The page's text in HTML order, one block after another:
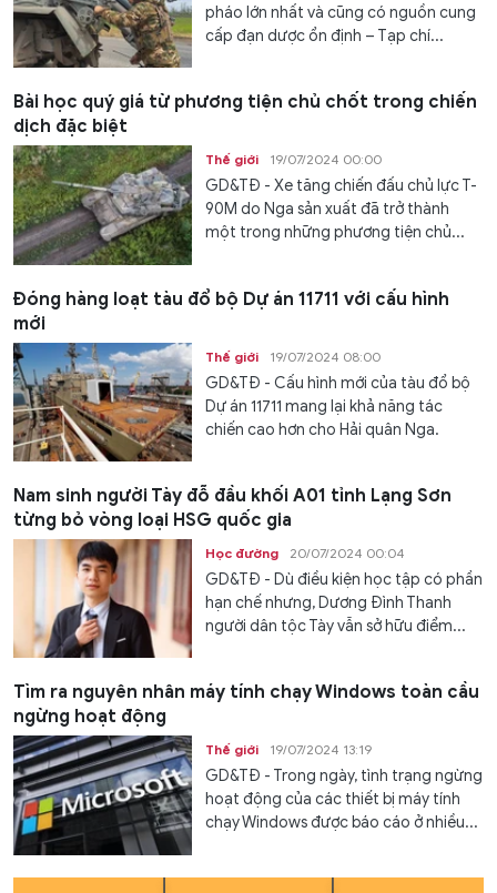
pháo lớn nhất và cũng có nguồn cung
cấp đạn dược ổn định – Tạp chí...
Bài học quý giá từ phương tiện chủ chốt trong chiến
dịch đặc biệt
Thế giới 19/07/2024 00:00
GD&TĐ - Xe tăng chiến đấu chủ lực T-
90M do Nga sản xuất đã trở thành
một trong những phương tiện chủ...
Đóng hàng loạt tàu đổ bộ Dự án 11711 với cấu hình
mới
Thế giới 19/07/2024 08:00
GD&TĐ - Cấu hình mới của tàu đổ bộ
Dự án 11711 mang lại khả năng tác
chiến cao hơn cho Hải quân Nga.
Nam sinh người Tày đỗ đầu khối A01 tỉnh Lạng Sơn
từng bỏ vòng loại HSG quốc gia
Học đường 20/07/2024 00:04
GD&TĐ - Dù điều kiện học tập có phần
hạn chế nhưng, Dương Đình Thanh
người dân tộc Tày vẫn sở hữu điểm...
Tìm ra nguyên nhân máy tính chạy Windows toàn cầu
ngừng hoạt động
Thế giới 19/07/2024 13:19
GD&TĐ - Trong ngày, tình trạng ngừng
hoạt động của các thiết bị máy tính
chạy Windows được báo cáo ở nhiều...